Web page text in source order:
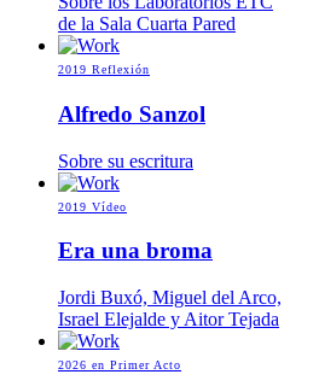
de la Sala Cuarta Pared
2019 Reflexión
Alfredo Sanzol
Sobre su escritura
2019 Vídeo
Era una broma
Jordi Buxó, Miguel del Arco,
Israel Elejalde y Aitor Tejada
2026 en Primer Acto